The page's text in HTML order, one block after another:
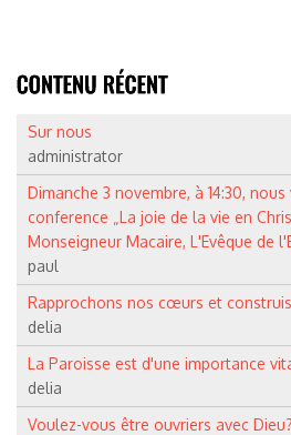
Sur nous
administrator
Dimanche 3 novembre, à 14:30,
conference „La joie de la vie en
Monseigneur Macaire, L'Evêque de
paul
Rapprochons nos cœurs et
delia
La Paroisse est d'une importance
delia
Voulez-vous être ouvriers avec Dieu?